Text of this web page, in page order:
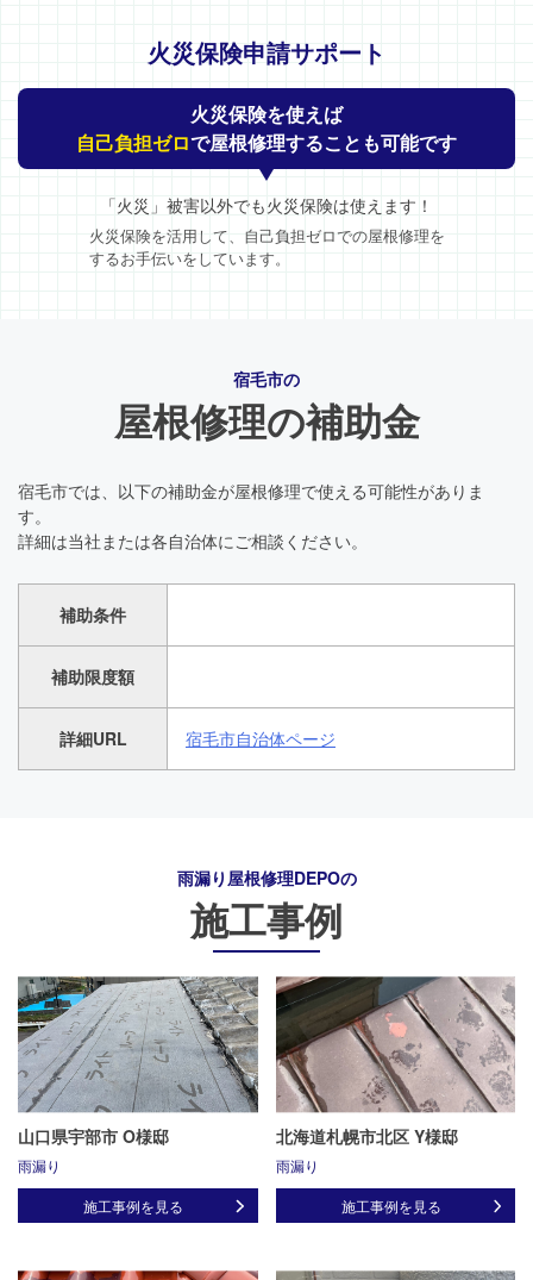
火災保険申請サポート
火災保険を使えば
自己負担ゼロで屋根修理することも可能です
「火災」被害以外でも火災保険は使えます！
火災保険を活用して、自己負担ゼロでの屋根修理を
するお手伝いをしています。
宿毛市の
屋根修理の補助金
宿毛市では、以下の補助金が屋根修理で使える可能性がありま
す。
詳細は当社または各自治体にご相談ください。
補助条件
補助限度額
詳細URL 宿毛市自治体ページ
雨漏り屋根修理DEPOの
施工事例
山口県宇部市 O様邸
雨漏り
施工事例を見る
北海道札幌市北区 Y様邸
雨漏り
施工事例を見る